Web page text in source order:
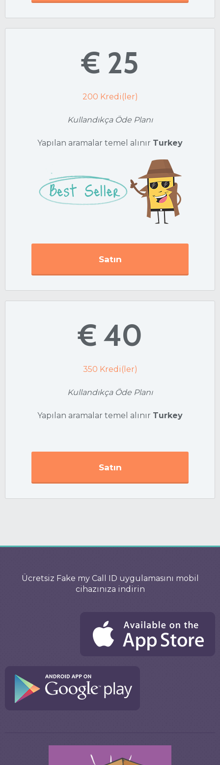
€ 25
200 Kredi(ler)
Kullandıkça Öde Planı
Yapılan aramalar temel alınır Turkey
Satın
€ 40
350 Kredi(ler)
Kullandıkça Öde Planı
Yapılan aramalar temel alınır Turkey
Satın
Ücretsiz Fake my Call ID uygulamasını mobil
cihazınıza indirin